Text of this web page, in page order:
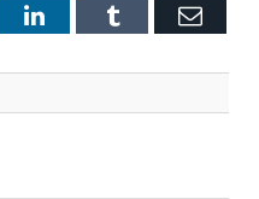
LinkedInTumblr Email